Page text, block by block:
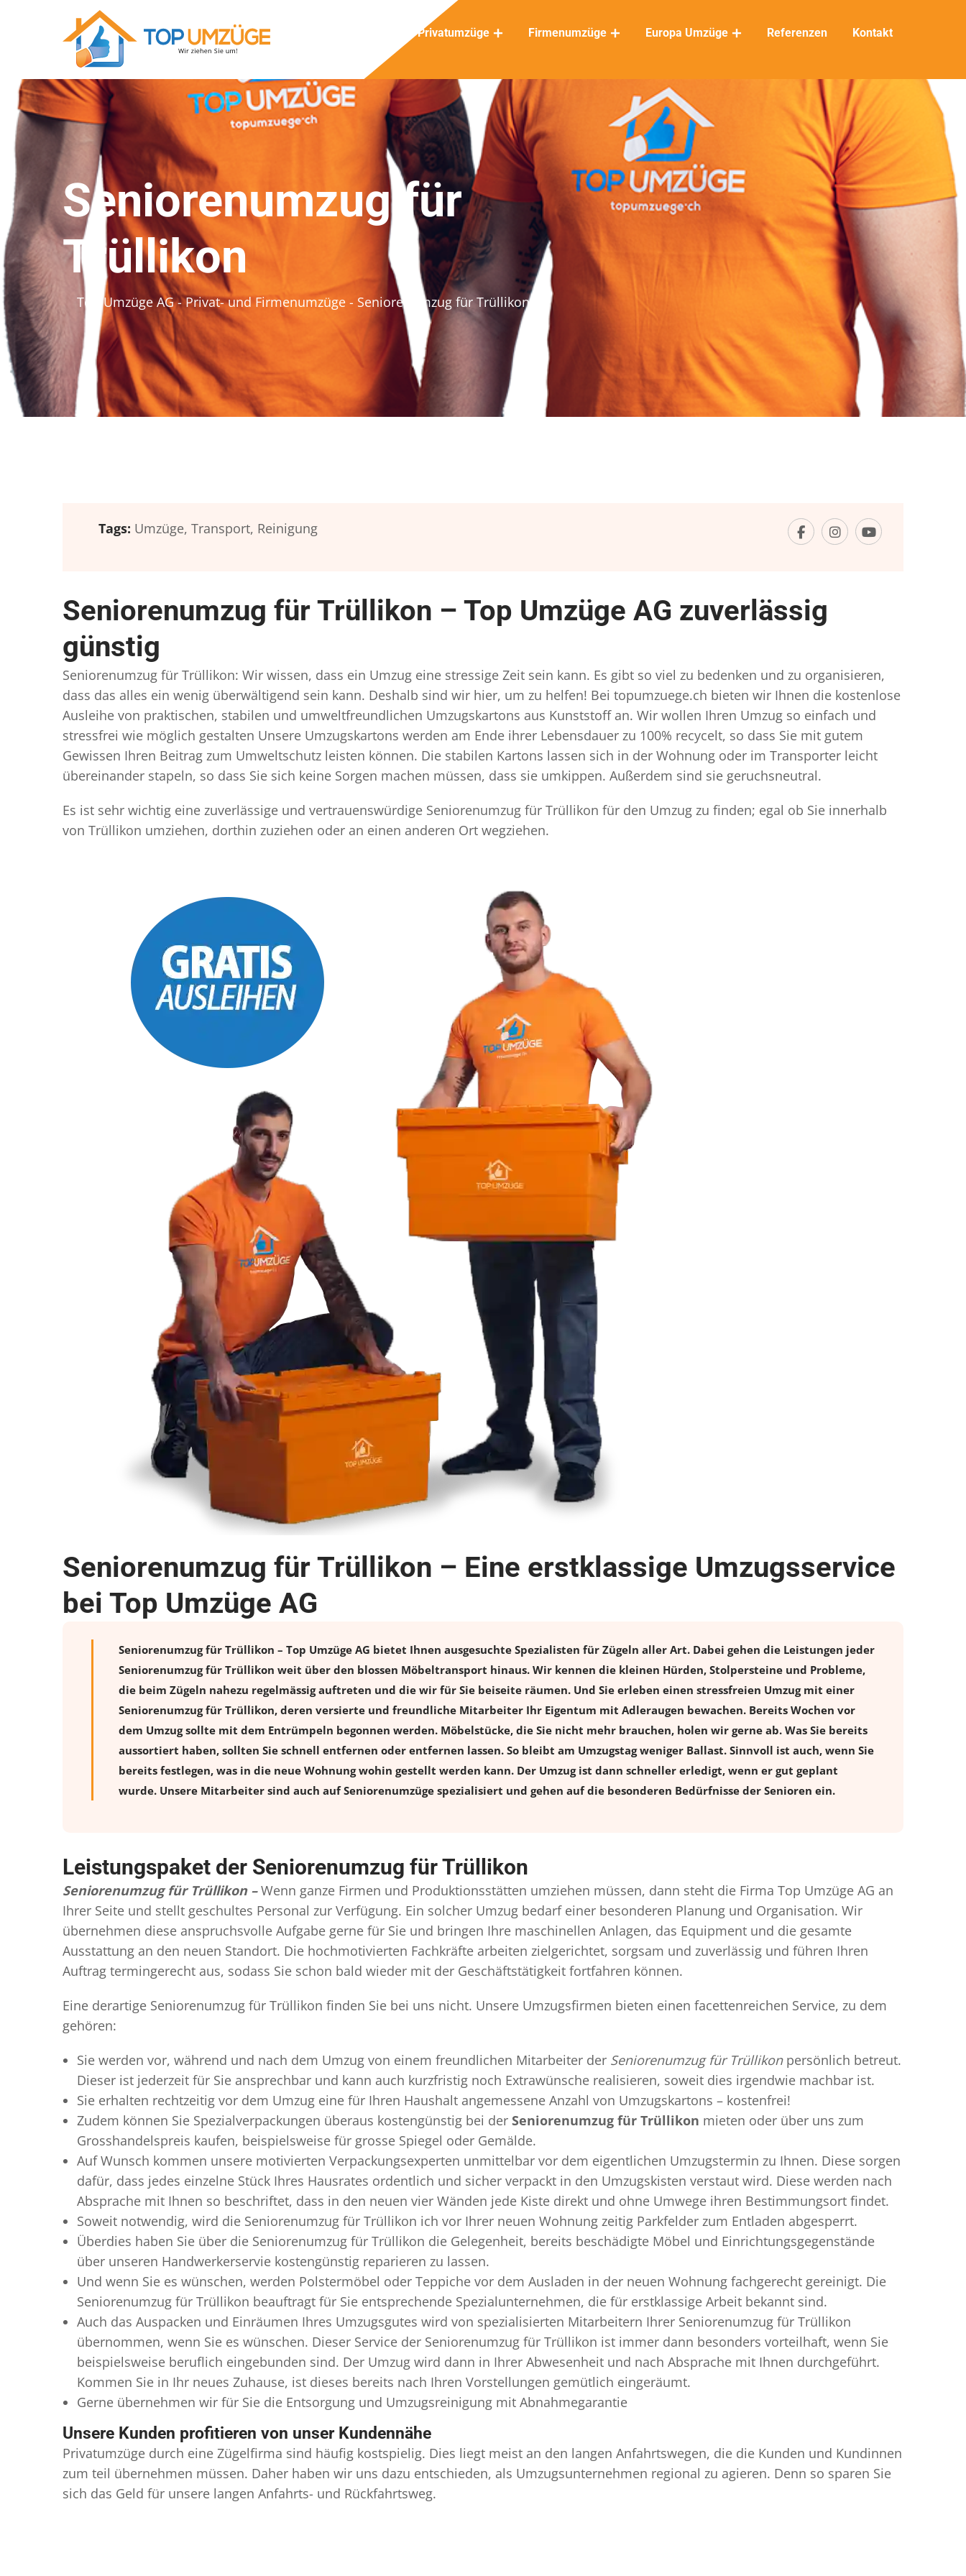
Privatumzüge Firmenumzüge Europa Umzüge Referenzen Kontakt
Seniorenumzug für
Trüllikon
Top Umzüge AG - Privat- und Firmenumzüge - Seniorenumzug für Trüllikon
Tags: Umzüge, Transport, Reinigung
Seniorenumzug für Trüllikon – Top Umzüge AG zuverlässig
günstig
Seniorenumzug für Trüllikon: Wir wissen, dass ein Umzug eine stressige Zeit sein kann. Es gibt so viel zu bedenken und zu organisieren,
dass das alles ein wenig überwältigend sein kann. Deshalb sind wir hier, um zu helfen! Bei topumzuege.ch bieten wir Ihnen die kostenlose
Ausleihe von praktischen, stabilen und umweltfreundlichen Umzugskartons aus Kunststoff an. Wir wollen Ihren Umzug so einfach und
stressfrei wie möglich gestalten Unsere Umzugskartons werden am Ende ihrer Lebensdauer zu 100% recycelt, so dass Sie mit gutem
Gewissen Ihren Beitrag zum Umweltschutz leisten können. Die stabilen Kartons lassen sich in der Wohnung oder im Transporter leicht
übereinander stapeln, so dass Sie sich keine Sorgen machen müssen, dass sie umkippen. Außerdem sind sie geruchsneutral.
Es ist sehr wichtig eine zuverlässige und vertrauenswürdige Seniorenumzug für Trüllikon für den Umzug zu finden; egal ob Sie innerhalb
von Trüllikon umziehen, dorthin zuziehen oder an einen anderen Ort wegziehen.
Seniorenumzug für Trüllikon – Eine erstklassige Umzugsservice
bei Top Umzüge AG
Seniorenumzug für Trüllikon – Top Umzüge AG bietet Ihnen ausgesuchte Spezialisten für Zügeln aller Art. Dabei gehen die Leistungen jeder
Seniorenumzug für Trüllikon weit über den blossen Möbeltransport hinaus. Wir kennen die kleinen Hürden, Stolpersteine und Probleme,
die beim Zügeln nahezu regelmässig auftreten und die wir für Sie beiseite räumen. Und Sie erleben einen stressfreien Umzugmit einer
Seniorenumzug für Trüllikon, deren versierte und freundliche Mitarbeiter Ihr Eigentum mit Adleraugen bewachen. Bereits Wochen vor
dem Umzug sollte mit dem Entrümpeln begonnen werden. Möbelstücke, die Sie nicht mehr brauchen, holen wir gerne ab. Was Sie bereits
aussortiert haben, sollten Sie schnell entfernen oder entfernen lassen. So bleibt am Umzugstag weniger Ballast. Sinnvoll ist auch, wenn Sie
bereits festlegen, was in die neue Wohnung wohin gestellt werden kann. Der Umzug ist dann schneller erledigt, wenn er gut geplant
wurde. Unsere Mitarbeiter sind auch auf Seniorenumzüge spezialisiert und gehen auf die besonderen Bedürfnisse der Senioren ein.
Leistungspaket der Seniorenumzug für Trüllikon
Seniorenumzug für Trüllikon – Wenn ganze Firmen und Produktionsstätten umziehen müssen, dann steht die Firma Top Umzüge AG an
Ihrer Seite und stellt geschultes Personal zur Verfügung. Ein solcher Umzug bedarf einer besonderen Planung und Organisation. Wir
übernehmen diese anspruchsvolle Aufgabe gerne für Sie und bringen Ihre maschinellen Anlagen, das Equipment und die gesamte
Ausstattung an den neuen Standort. Die hochmotivierten Fachkräfte arbeiten zielgerichtet, sorgsam und zuverlässig und führen Ihren
Auftrag termingerecht aus, sodass Sie schon bald wieder mit der Geschäftstätigkeit fortfahren können.
Eine derartige Seniorenumzug für Trüllikon finden Sie bei uns nicht. Unsere Umzugsfirmen bieten einen facettenreichen Service, zu dem
gehören:
Sie werden vor, während und nach dem Umzug von einem freundlichen Mitarbeiter der Seniorenumzug für Trüllikonpersönlich betreut.
Dieser ist jederzeit für Sie ansprechbar und kann auch kurzfristig noch Extrawünsche realisieren, soweit dies irgendwie machbar ist.
Sie erhalten rechtzeitig vor dem Umzug eine für Ihren Haushalt angemessene Anzahl von Umzugskartons – kostenfrei!
Zudem können Sie Spezialverpackungen überaus kostengünstig bei der Seniorenumzug für Trüllikon mieten oder über uns zum
Grosshandelspreis kaufen, beispielsweise für grosse Spiegel oder Gemälde.
Auf Wunsch kommen unsere motivierten Verpackungsexperten unmittelbar vor dem eigentlichen Umzugstermin zu Ihnen. Diese sorgen
dafür, dass jedes einzelne Stück Ihres Hausrates ordentlich und sicher verpackt in den Umzugskisten verstaut wird. Diese werden nach
Absprache mit Ihnen so beschriftet, dass in den neuen vier Wänden jede Kiste direkt und ohne Umwege ihren Bestimmungsort findet.
Soweit notwendig, wird die Seniorenumzug für Trüllikon ich vor Ihrer neuen Wohnung zeitig Parkfelder zum Entladen abgesperrt.
Überdies haben Sie über die Seniorenumzug für Trüllikon die Gelegenheit, bereits beschädigte Möbel und Einrichtungsgegenstände
über unseren Handwerkerservie kostengünstig reparieren zu lassen.
Und wenn Sie es wünschen, werden Polstermöbel oder Teppiche vor dem Ausladen in der neuen Wohnung fachgerecht gereinigt. Die
Seniorenumzug für Trüllikon beauftragt für Sie entsprechende Spezialunternehmen, die für erstklassige Arbeit bekannt sind.
Auch das Auspacken und Einräumen Ihres Umzugsgutes wird von spezialisierten Mitarbeitern Ihrer Seniorenumzug für Trüllikon
übernommen, wenn Sie es wünschen. Dieser Service der Seniorenumzug für Trüllikon ist immer dann besonders vorteilhaft, wenn Sie
beispielsweise beruflich eingebunden sind. Der Umzug wird dann in Ihrer Abwesenheit und nach Absprache mit Ihnen durchgeführt.
Kommen Sie in Ihr neues Zuhause, ist dieses bereits nach Ihren Vorstellungen gemütlich eingeräumt.
Gerne übernehmen wir für Sie die Entsorgung und Umzugsreinigung mit Abnahmegarantie
Unsere Kunden profitieren von unser Kundennähe
Privatumzüge durch eine Zügelfirma sind häufig kostspielig. Dies liegt meist an den langen Anfahrtswegen, die die Kunden und Kundinnen
zum teil übernehmen müssen. Daher haben wir uns dazu entschieden, als Umzugsunternehmen regional zu agieren. Denn so sparen Sie
sich das Geld für unsere langen Anfahrts- und Rückfahrtsweg.